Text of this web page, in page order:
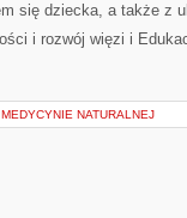
się dziecka, a także z
i rozwój więzi i
NATURALNEJ